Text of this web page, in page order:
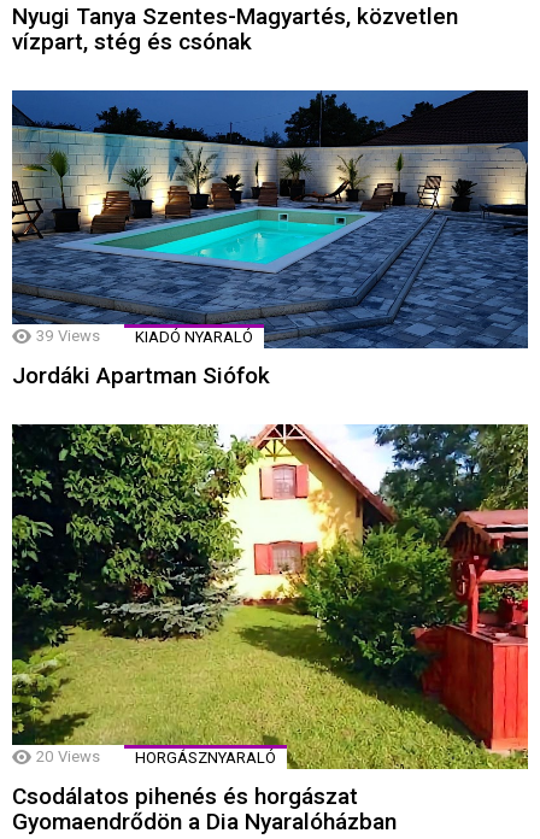
Nyugi Tanya Szentes-Magyartés, közvetlen
vízpart, stég és csónak
39 Views KIADÓ NYARALÓ
Jordáki Apartman Siófok
20 Views HORGÁSZNYARALÓ
Csodálatos pihenés és horgászat
Gyomaendrődön a Dia Nyaralóházban